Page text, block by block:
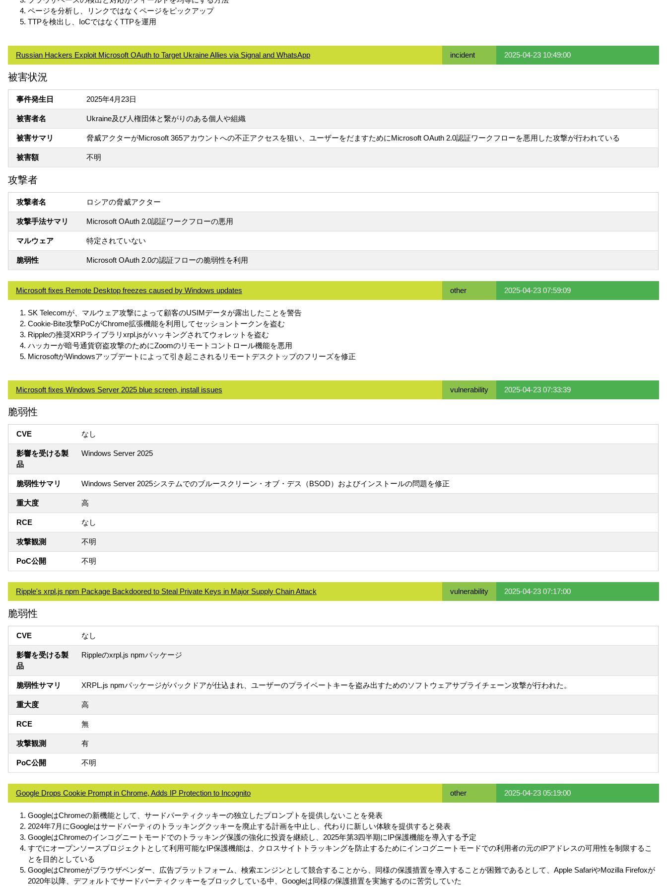
ページを分析し、リンクではなくページをピックアップ
TTPを検出し、IoCではなくTTPを運用
Russian Hackers Exploit Microsoft OAuth to Target Ukraine Allies via Signal and WhatsApp incident 2025-04-23 10:49:00
被害状況
事件発生日 2025年4月23日
被害者名 Ukraine及び人権団体と繋がりのある個人や組織
被害サマリ 脅威アクターがMicrosoft 365アカウントへの不正アクセスを狙い、ユーザーをだますためにMicrosoft OAuth 2.0認証ワークフローを悪用した攻撃が行われている
被害額 不明
攻撃者
攻撃者名 ロシアの脅威アクター
攻撃手法サマリ Microsoft OAuth 2.0認証ワークフローの悪用
マルウェア 特定されていない
脆弱性 Microsoft OAuth 2.0の認証フローの脆弱性を利用
Microsoft fixes Remote Desktop freezes caused by Windows updates other 2025-04-23 07:59:09
SK Telecomが、マルウェア攻撃によって顧客のUSIMデータが露出したことを警告
Cookie-Bite攻撃PoCがChrome拡張機能を利用してセッショントークンを盗む
Rippleの推奨XRPライブラリxrpl.jsがハッキングされてウォレットを盗む
ハッカーが暗号通貨窃盗攻撃のためにZoomのリモートコントロール機能を悪用
MicrosoftがWindowsアップデートによって引き起こされるリモートデスクトップのフリーズを修正
Microsoft fixes Windows Server 2025 blue screen, install issues vulnerability 2025-04-23 07:33:39
脆弱性
CVE なし
影響を受ける製
品
Windows Server 2025
脆弱性サマリ Windows Server 2025システムでのブルースクリーン・オブ・デス（BSOD）およびインストールの問題を修正
重大度 高
RCE なし
攻撃観測 不明
PoC公開 不明
Ripple's xrpl.js npm Package Backdoored to Steal Private Keys in Major Supply Chain Attack vulnerability 2025-04-23 07:17:00
脆弱性
CVE なし
影響を受ける製
品
Rippleのxrpl.js npmパッケージ
脆弱性サマリ XRPL.js npmパッケージがバックドアが仕込まれ、ユーザーのプライベートキーを盗み出すためのソフトウェアサプライチェーン攻撃が行われた。
重大度 高
RCE 無
攻撃観測 有
PoC公開 不明
Google Drops Cookie Prompt in Chrome, Adds IP Protection to Incognito other 2025-04-23 05:19:00
GoogleはChromeの新機能として、サードパーティクッキーの独立したプロンプトを提供しないことを発表
2024年7月にGoogleはサードパーティのトラッキングクッキーを廃止する計画を中止し、代わりに新しい体験を提供すると発表
GoogleはChromeのインコグニートモードでのトラッキング保護の強化に投資を継続し、2025年第3四半期にIP保護機能を導入する予定
すでにオープンソースプロジェクトとして利用可能なIP保護機能は、クロスサイトトラッキングを防止するためにインコグニートモードでの利用者の元のIPアドレスの可用性を制限するこ
とを目的としている
GoogleはChromeがブラウザベンダー、広告プラットフォーム、検索エンジンとして競合することから、同様の保護措置を導入することが困難であるとして、Apple SafariやMozilla Firefoxが
2020年以降、デフォルトでサードパーティクッキーをブロックしている中、Googleは同様の保護措置を実施するのに苦労していた